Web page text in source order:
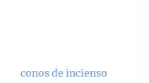
conos de incienso